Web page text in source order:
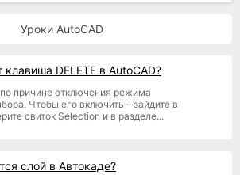
Уроки AutoCAD
DELETE в AutoCAD?
причине отключения режима
Чтобы его включить – зайдите в
свиток Selection и в разделе...
слой в Автокаде?